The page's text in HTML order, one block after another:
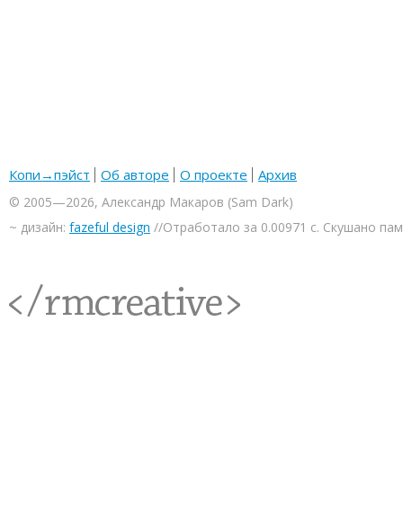
Копи→пэйст Об авторе О проекте Архив
© 2005—2026, Александр Макаров (Sam Dark)
~ дизайн: fazeful design //Отработало за 0.00971 с. Скушано
<rmcreative/>